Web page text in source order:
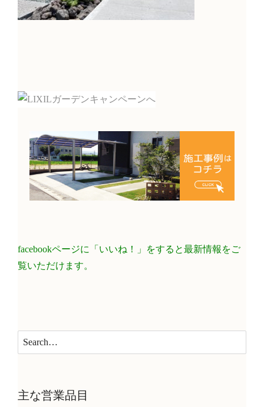
facebookページに「いいね！」をすると最新情報をご
覧いただけます。
主な営業品目